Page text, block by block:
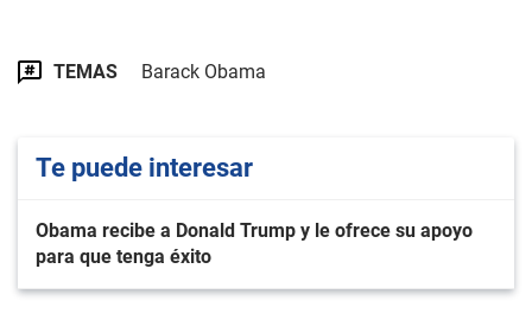
TEMAS Barack Obama
Te puede interesar
Obama recibe a Donald Trump y le ofrece su apoyo
para que tenga éxito